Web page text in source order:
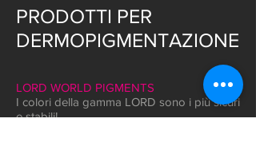
PRODOTTI PER
DERMOPIGMENTAZIONE
LORD WORLD PIGMENTS
I colori della gamma LORD sono i più sicuri
e stabili!